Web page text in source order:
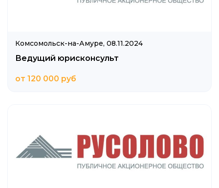
Комсомольск-на-Амуре, 08.11.2024
Ведущий юрисконсульт
от 120 000 руб